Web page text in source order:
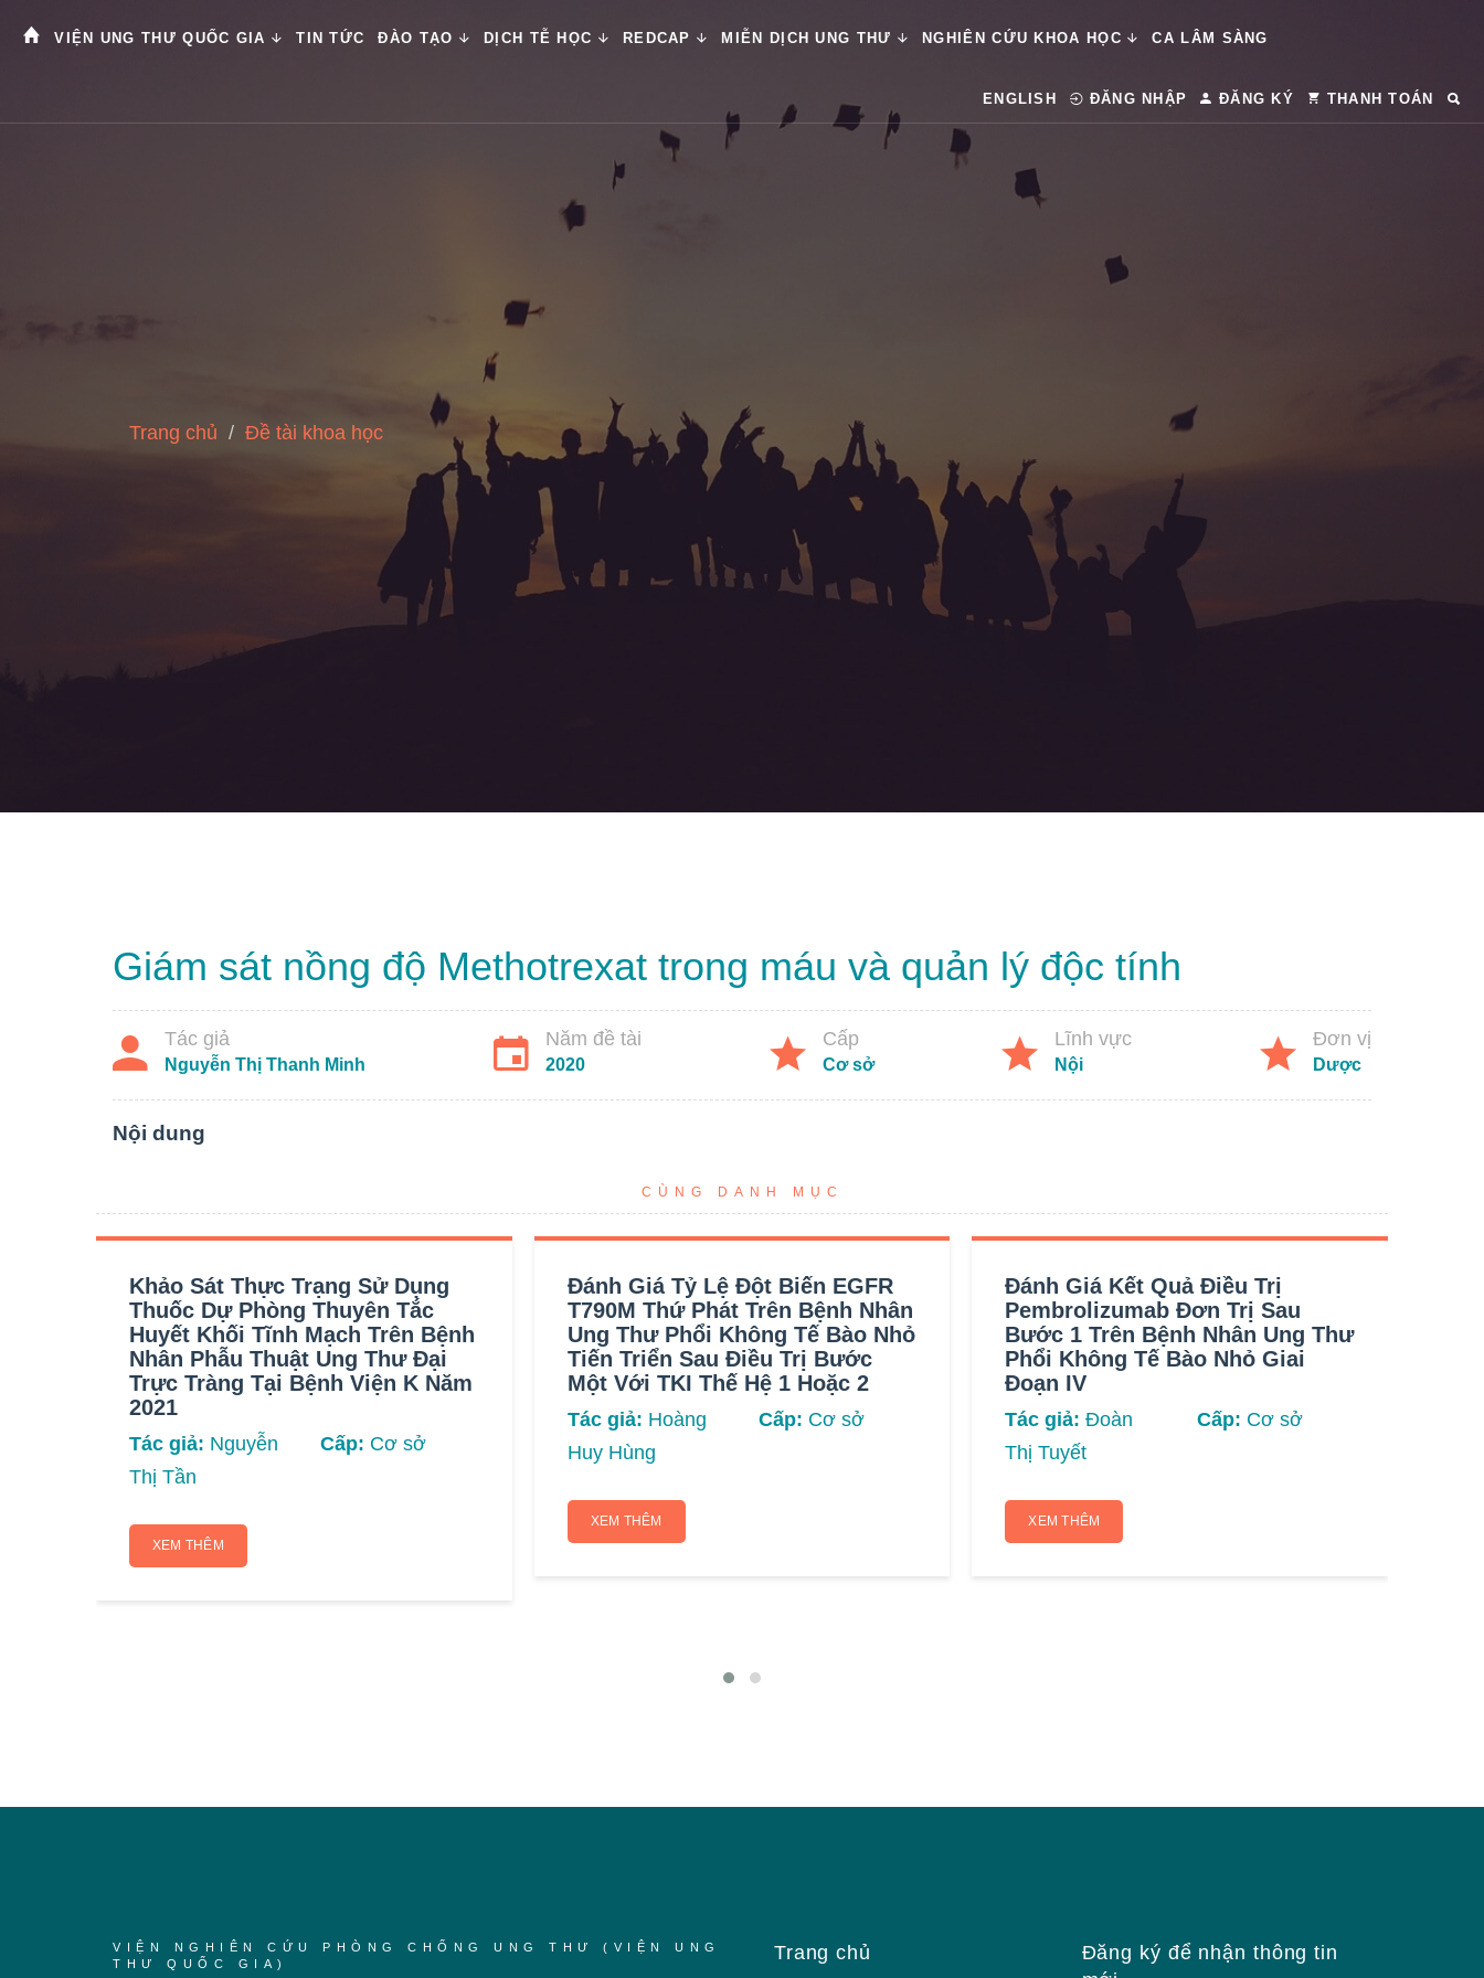
VIỆN UNG THƯ QUỐC GIA TIN TỨC ĐÀO TẠO DỊCH TỄ HỌC REDCAP MIỄN DỊCH UNG THƯ NGHIÊN CỨU KHOA HỌC CA LÂM SÀNG
ENGLISH ĐĂNG NHẬP ĐĂNG KÝ THANH TOÁN
Trang chủ Đề tài khoa học
Giám sát nồng độ Methotrexat trong máu và quản lý độc tính
Tác giả
Nguyễn Thị Thanh Minh
Năm đề tài
2020
Cấp
Cơ sở
Lĩnh vực
Nội
Đơn vị
Dược
Nội dung
CÙNG DANH MỤC
Khảo Sát Thực Trạng Sử Dụng
Thuốc Dự Phòng Thuyên Tắc
Huyết Khối Tĩnh Mạch Trên Bệnh
Nhân Phẫu Thuật Ung Thư Đại
Trực Tràng Tại Bệnh Viện K Năm
2021
Tác giả: Nguyễn
Thị Tần
Cấp: Cơ sở
XEM THÊM
Đánh Giá Tỷ Lệ Đột Biến EGFR
T790M Thứ Phát Trên Bệnh Nhân
Ung Thư Phổi Không Tế Bào Nhỏ
Tiến Triển Sau Điều Trị Bước
Một Với TKI Thế Hệ 1 Hoặc 2
Tác giả: Hoàng
Huy Hùng
Cấp: Cơ sở
XEM THÊM
Đánh Giá Kết Quả Điều Trị
Pembrolizumab Đơn Trị Sau
Bước 1 Trên Bệnh Nhân Ung Thư
Phổi Không Tế Bào Nhỏ Giai
Đoạn IV
Tác giả: Đoàn
Thị Tuyết
Cấp: Cơ sở
XEM THÊM
VIỆN NGHIÊN CỨU PHÒNG CHỐNG UNG THƯ (VIỆN UNG
THƯ QUỐC GIA)
Trang chủ
Đăng ký để nhận thông tin